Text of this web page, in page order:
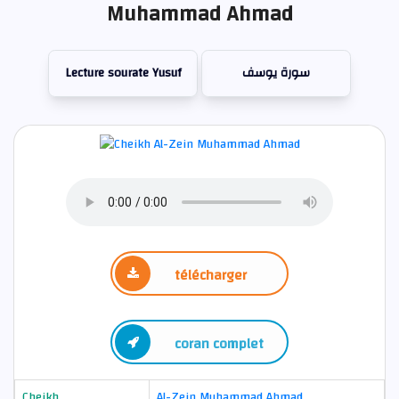
Muhammad Ahmad
Lecture sourate Yusuf سورة يوسف
télécharger
coran complet